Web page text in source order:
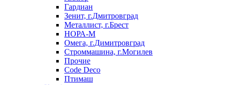
Гардиан
Зенит, г.Дмитровград
Металлист, г.Брест
НОРА-М
Омега, г.Димитровград
Строммашина, г.Могилев
Прочие
Code Deco
Птимаш